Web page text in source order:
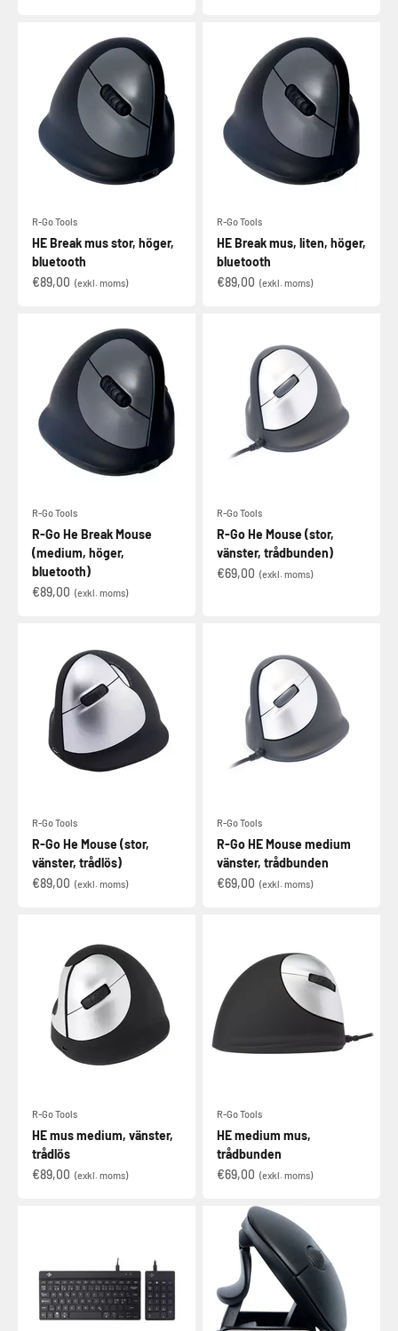
R-Go Tools
HE Break mus stor, höger,
bluetooth
€89,00 (exkl. moms)
R-Go Tools
HE Break mus, liten, höger,
bluetooth
€89,00 (exkl. moms)
R-Go Tools
R-Go He Break Mouse
(medium, höger,
bluetooth)
€89,00 (exkl. moms)
R-Go Tools
R-Go He Mouse (stor,
vänster, trådbunden)
€69,00 (exkl. moms)
R-Go Tools
R-Go He Mouse (stor,
vänster, trådlös)
€89,00 (exkl. moms)
R-Go Tools
R-Go HE Mouse medium
vänster, trådbunden
€69,00 (exkl. moms)
R-Go Tools
HE mus medium, vänster,
trådlös
€89,00 (exkl. moms)
R-Go Tools
HE medium mus,
trådbunden
€69,00 (exkl. moms)